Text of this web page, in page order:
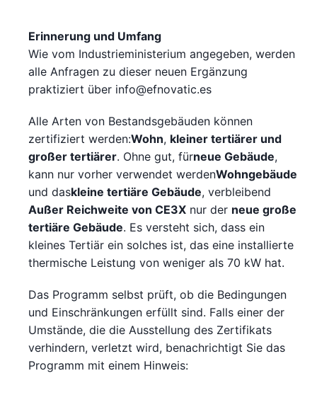
Erinnerung und Umfang
Wie vom Industrieministerium angegeben, werden
alle Anfragen zu dieser neuen Ergänzung
praktiziert über info@efnovatic.es
Alle Arten von Bestandsgebäuden können
zertifiziert werden:Wohn, kleiner tertiärer und
großer tertiärer. Ohne gut, fürneue Gebäude,
kann nur vorher verwendet werdenWohngebäude
und daskleine tertiäre Gebäude, verbleibend
Außer Reichweite von CE3X nur der neue große
tertiäre Gebäude. Es versteht sich, dass ein
kleines Tertiär ein solches ist, das eine installierte
thermische Leistung von weniger als 70 kW hat.
Das Programm selbst prüft, ob die Bedingungen
und Einschränkungen erfüllt sind. Falls einer der
Umstände, die die Ausstellung des Zertifikats
verhindern, verletzt wird, benachrichtigt Sie das
Programm mit einem Hinweis: